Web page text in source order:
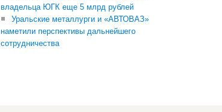
владельца ЮГК еще 5 млрд рублей
Уральские металлурги и «АВТОВАЗ»
наметили перспективы дальнейшего
сотрудничества